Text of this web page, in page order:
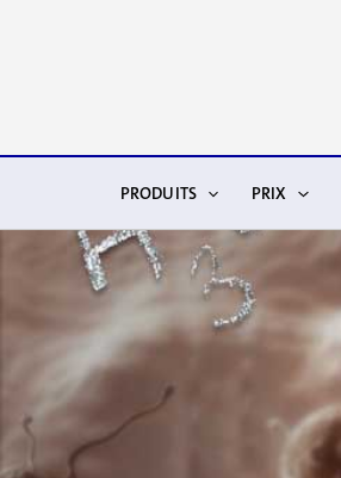
PRODUITS PRIX